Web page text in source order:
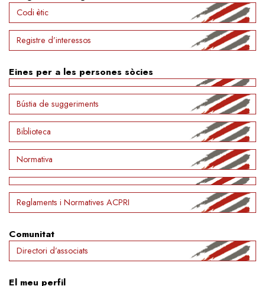
Codi ètic
Registre d’interessos
Eines per a les persones sòcies
Bústia de suggeriments
Biblioteca
Normativa
Reglaments i Normatives ACPRI
Comunitat
Directori d’associats
El meu perfil